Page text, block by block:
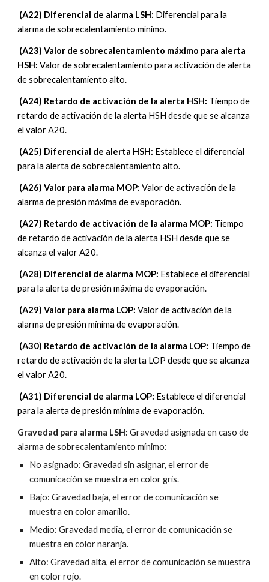
(A22) Diferencial de alarma LSH: Diferencial para la
alarma de sobrecalentamiento mínimo.
(A23) Valor de sobrecalentamiento máximo para alerta
HSH: Valor de sobrecalentamiento para activación de alerta
de sobrecalentamiento alto.
(A24) Retardo de activación de la alerta HSH: Tiempo de
retardo de activación de la alerta HSH desde que se alcanza
el valor A20.
(A25) Diferencial de alerta HSH: Establece el diferencial
para la alerta de sobrecalentamiento alto.
(A26) Valor para alarma MOP: Valor de activación de la
alarma de presión máxima de evaporación.
(A27) Retardo de activación de la alarma MOP: Tiempo
de retardo de activación de la alerta HSH desde que se
alcanza el valor A20.
(A28) Diferencial de alarma MOP: Establece el diferencial
para la alerta de presión máxima de evaporación.
(A29) Valor para alarma LOP: Valor de activación de la
alarma de presión mínima de evaporación.
(A30) Retardo de activación de la alarma LOP: Tiempo de
retardo de activación de la alerta LOP desde que se alcanza
el valor A20.
(A31) Diferencial de alarma LOP: Establece el diferencial
para la alerta de presión mínima de evaporación.
Gravedad para alarma LSH: Gravedad asignada en caso de
alarma de sobrecalentamiento mínimo:
No asignado: Gravedad sin asignar, el error de
comunicación se muestra en color gris.
Bajo: Gravedad baja, el error de comunicación se
muestra en color amarillo.
Medio: Gravedad media, el error de comunicación se
muestra en color naranja.
Alto: Gravedad alta, el error de comunicación se muestra
en color rojo.